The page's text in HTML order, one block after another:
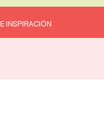
INSPIRACIÓN